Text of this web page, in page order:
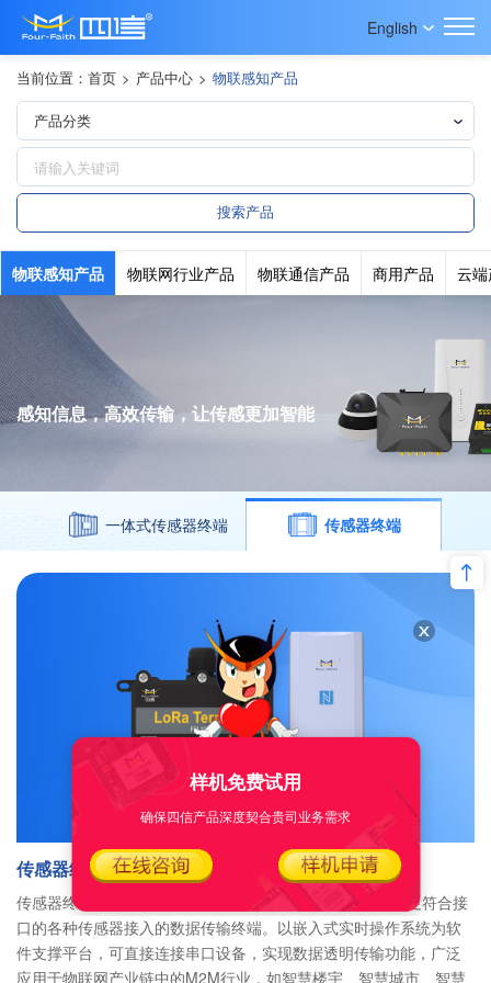
English
当前位置： 首页 > 产品中心 > 物联感知产品
物联感知产品 物联网行业产品 物联通信产品 商用产品 云
感知信息，高效传输，让传感更加智能
一体式传感器终端 传感器终端
传感器终端
传感器终端是基于LoRa扩频技术的无线数据传输终端，满足符合接
口的各种传感器接入的数据传输终端。以嵌入式实时操作系统为软
件支撑平台，可直接连接串口设备，实现数据透明传输功能，广泛
应用于物联网产业链中的M2M行业，如智慧楼宇、智慧城市、智慧
样机免费试用
确保四信产品深度契合贵司业务需求